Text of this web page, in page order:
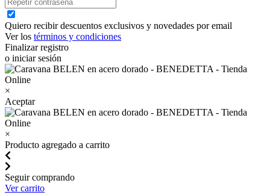
Quiero recibir descuentos exclusivos y novedades por email
Ver los términos y condiciones
Finalizar registro
o iniciar sesión
×
Aceptar
×
Producto agregado a carrito
Seguir comprando
Ver carrito